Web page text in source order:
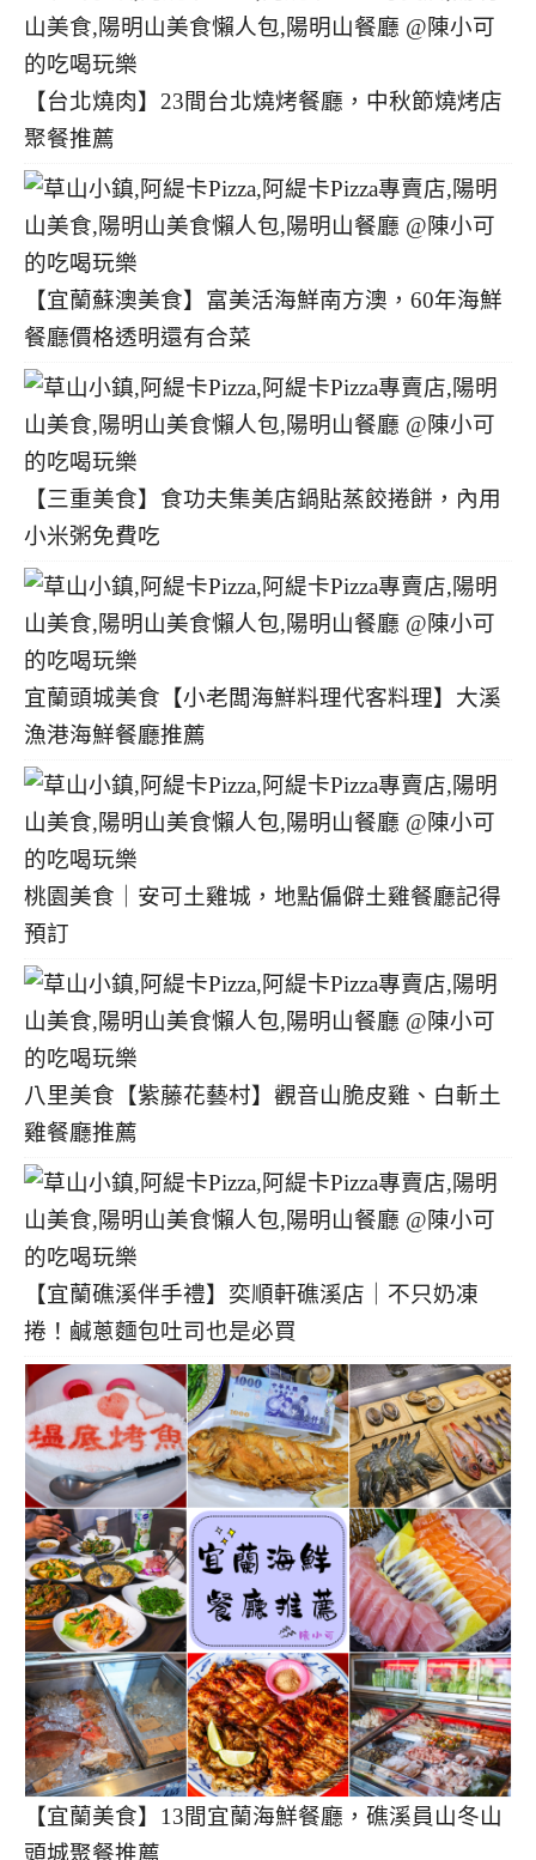
【台北燒肉】23間台北燒烤餐廳，中秋節燒烤店
聚餐推薦
【宜蘭蘇澳美食】富美活海鮮南方澳，60年海鮮
餐廳價格透明還有合菜
【三重美食】食功夫集美店鍋貼蒸餃捲餅，內用
小米粥免費吃
宜蘭頭城美食【小老闆海鮮料理代客料理】大溪
漁港海鮮餐廳推薦
桃園美食｜安可土雞城，地點偏僻土雞餐廳記得
預訂
八里美食【紫藤花藝村】觀音山脆皮雞、白斬土
雞餐廳推薦
【宜蘭礁溪伴手禮】奕順軒礁溪店｜不只奶凍
捲！鹹蔥麵包吐司也是必買
【宜蘭美食】13間宜蘭海鮮餐廳，礁溪員山冬山
頭城聚餐推薦